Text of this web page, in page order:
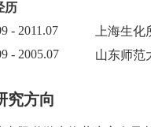
历
- 2011.07
上海生化
- 2005.07
山东师范
究方向